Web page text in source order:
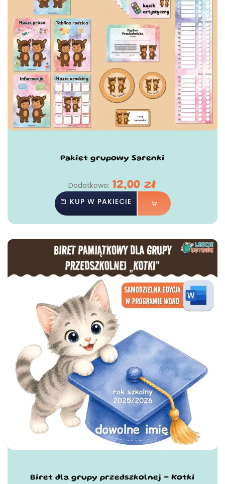
Pakiet grupowy Sarenki
Dodatkowo: 12,00 zł
KUP W PAKIECIE
Biret dla grupy przedszkolnej - Kotki